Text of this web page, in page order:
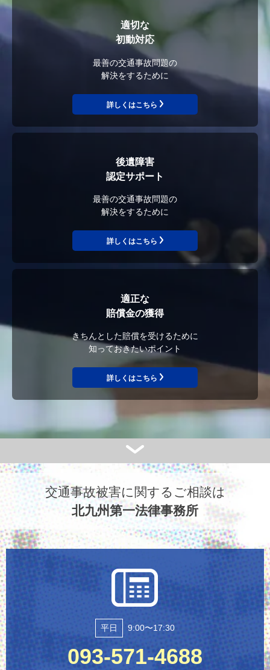
適切な
初動対応
最善の交通事故問題の
解決をするために
詳しくはこちら
後遺障害
認定サポート
最善の交通事故問題の
解決をするために
詳しくはこちら
適正な
賠償金の獲得
きちんとした賠償を受けるために
知っておきたいポイント
詳しくはこちら
交通事故被害に関するご相談は
北九州第一法律事務所
平日 9:00〜17:30
093-571-4688